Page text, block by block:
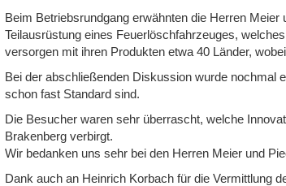
Beim Betriebsrundgang erwähnten die Herren
Teilausrüstung eines Feuerlöschfahrzeuges,
versorgen mit ihren Produkten etwa 40 Länder,
Bei der abschließenden Diskussion wurde nochmal
schon fast Standard sind.
Die Besucher waren sehr überrascht, welche
Brakenberg verbirgt.
Wir bedanken uns sehr bei den Herren Meier und
Dank auch an Heinrich Korbach für die Vermittlung